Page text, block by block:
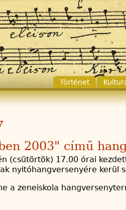
Történet
2003" című
(csütörtök) 17.00 órai
nyitóhangversenyére kerül
a zeneiskola